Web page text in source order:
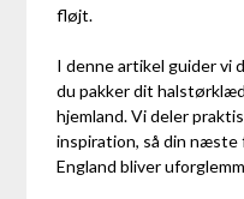
fløjt.
I denne artikel guider vi
du pakker dit
hjemland. Vi deler
inspiration, så din næste
England bliver